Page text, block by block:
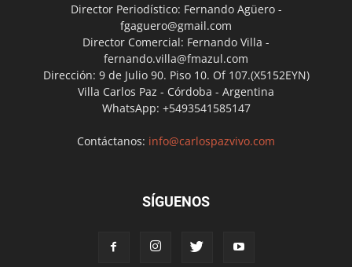
Director Periodístico: Fernando Agüero -
fgaguero@gmail.com
Director Comercial: Fernando Villa -
fernando.villa@fmazul.com
Dirección: 9 de Julio 90. Piso 10. Of 107.(X5152EYN)
Villa Carlos Paz - Córdoba - Argentina
WhatsApp: +5493541585147
Contáctanos: info@carlospazvivo.com
SÍGUENOS